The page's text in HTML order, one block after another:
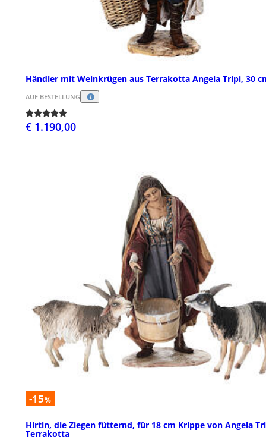
Händler mit Weinkrügen aus Terrakotta Angela Tripi, 30
AUF BESTELLUNG
€ 1.190,00
-15%
Hirtin, die Ziegen fütternd, für 18 cm Krippe von Angela
Terrakotta